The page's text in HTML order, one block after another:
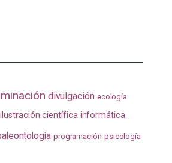
divulgación ecología
ilustración científica informática
programación psicología